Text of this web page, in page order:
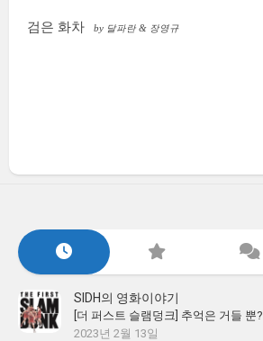
검은 화차 by 달파란 & 장영규
SIDH의 영화이야기
[더 퍼스트 슬램덩크] 추억은 거들 뿐?
2023년 2월 13일